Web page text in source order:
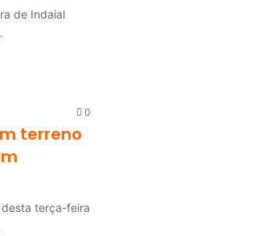
de Indaial
0
terreno
terça-feira